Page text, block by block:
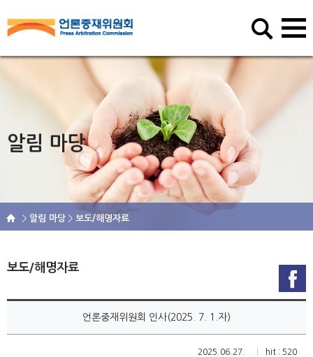
알림 마당
알림 마당 보도/해명자료
보도/해명자료
언론중재위원회 인사(2025. 7. 1.자)
2025.06.27. hit : 520